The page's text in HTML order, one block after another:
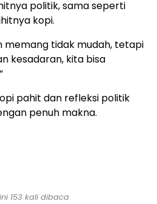
politik, sama seperti
kopi.
memang tidak mudah, tetapi
kesadaran, kita bisa
pahit dan refleksi politik
penuh makna.
153 kali dibaca